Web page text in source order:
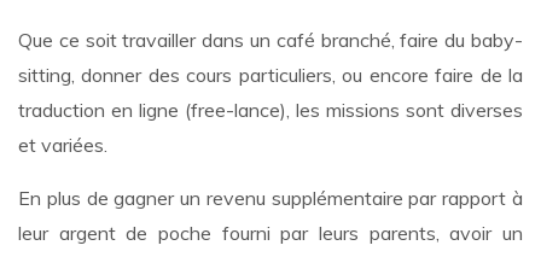
Que ce soit travailler dans un café branché, faire du baby-
sitting, donner des cours particuliers, ou encore faire de la
traduction en ligne (free-lance), les missions sont diverses
et variées.
En plus de gagner un revenu supplémentaire par rapport à
leur argent de poche fourni par leurs parents, avoir un